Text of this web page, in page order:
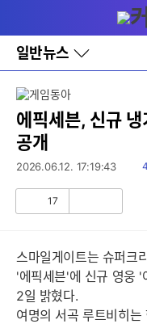
와
홈
일반뉴스
바
로
이
토
에픽세븐, 신규 냉
공개
2026.06.12. 17:19:43
17
스마일게이트는 슈퍼크
'에픽세븐'에 신규 영웅 '
2일 밝혔다.
여명의 서곡 루트비히